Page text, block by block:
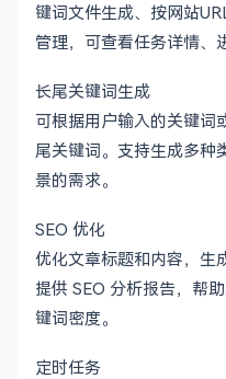
键词文件生成、按网站
管理，可查看任务详情、
长尾关键词生成
可根据用户输入的关键词
尾关键词。支持生成多种
景的需求。
SEO 优化
优化文章标题和内容，生
提供 SEO 分析报告，帮
键词密度。
定时任务